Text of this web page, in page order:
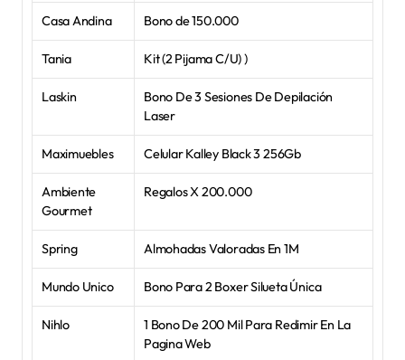
Casa Andina Bono de 150.000
Tania Kit (2 Pijama C/U) )
Laskin
Bono De 3 Sesiones De Depilación
Laser
Maximuebles Celular Kalley Black 3 256Gb
Ambiente
Gourmet
Regalos X 200.000
Spring Almohadas Valoradas En 1M
Mundo Unico Bono Para 2 Boxer Silueta Única
Nihlo
1 Bono De 200 Mil Para Redimir En La
Pagina Web